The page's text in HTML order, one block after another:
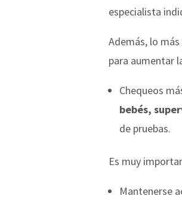
especialista
Además, lo
para aumentar
Chequeos
bebés,
de pruebas.
Es muy
Mantenerse